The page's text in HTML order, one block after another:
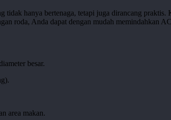
tidak hanya bertenaga, tetapi juga dirancang praktis.
roda, Anda dapat dengan mudah memindahkan
besar.
area makan.